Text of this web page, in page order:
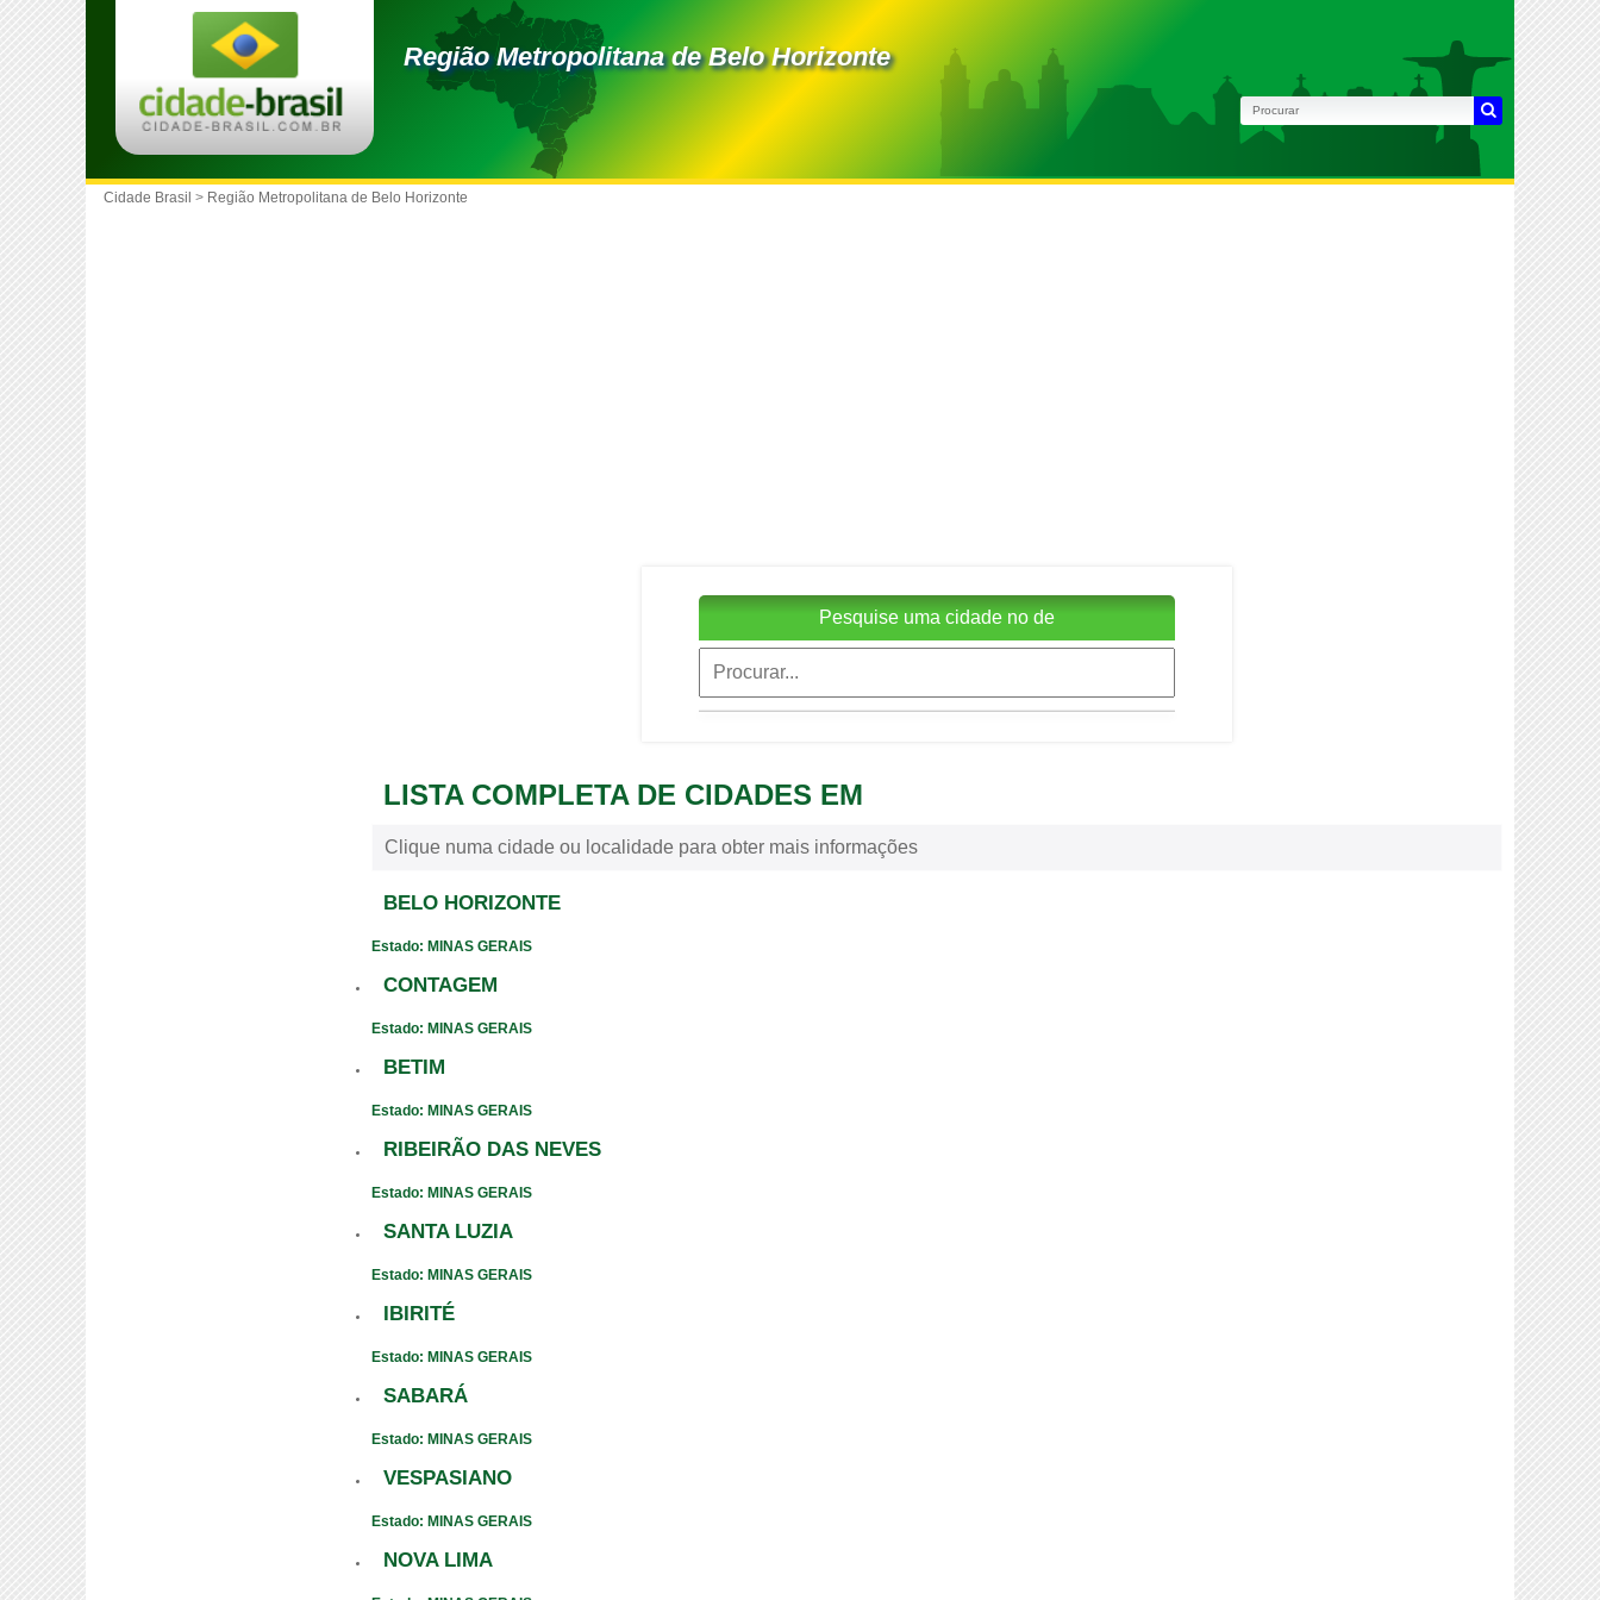
Região Metropolitana de Belo Horizonte
Cidade Brasil > Região Metropolitana de Belo Horizonte
Pesquise uma cidade no de
LISTA COMPLETA DE CIDADES EM
Clique numa cidade ou localidade para obter mais informações
BELO HORIZONTE
Estado: MINAS GERAIS
CONTAGEM
Estado: MINAS GERAIS
BETIM
Estado: MINAS GERAIS
RIBEIRÃO DAS NEVES
Estado: MINAS GERAIS
SANTA LUZIA
Estado: MINAS GERAIS
IBIRITÉ
Estado: MINAS GERAIS
SABARÁ
Estado: MINAS GERAIS
VESPASIANO
Estado: MINAS GERAIS
NOVA LIMA